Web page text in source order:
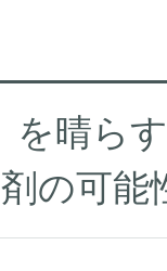
を晴ら
の可能